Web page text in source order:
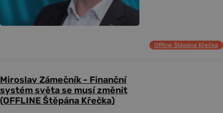
Offline Štěpána Křečka
Miroslav Zámečník - Finanční
systém světa se musí změnit
(OFFLINE Štěpána Křečka)